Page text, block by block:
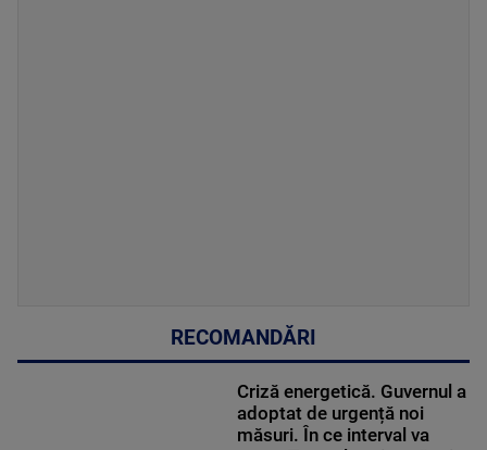
RECOMANDĂRI
Criză energetică. Guvernul a
adoptat de urgență noi
măsuri. În ce interval va